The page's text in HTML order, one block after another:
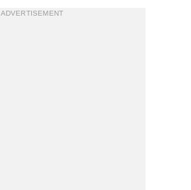
ADVERTISEMENT